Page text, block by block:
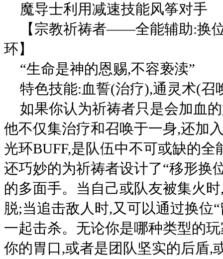
魔导士利用减速技能风筝对手
【宗教祈祷者——全能辅助:换
环】
“生命是神的恩赐,不容亵渎”
特色技能:血誓(治疗),通灵术(召
如果你认为祈祷者只是会加血
他不仅集治疗和召唤于一身,还加
光环BUFF,是队伍中不可或缺的
还巧妙的为祈祷者设计了“移形换
的多面手。当自己或队友被集火
脱;当追击敌人时,又可以通过换位
一起击杀。无论你是哪种类型的
你的胃口,或者是团队坚实的后盾,